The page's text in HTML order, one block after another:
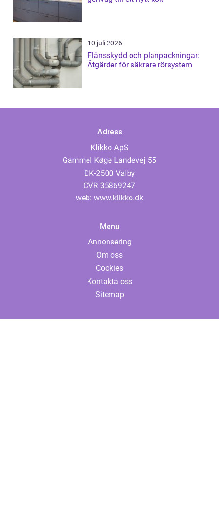
10 juli 2026
Flänsskydd och planpackningar:
Åtgärder för säkrare rörsystem
Adress
web: www.klikko.dk
Menu
Annonsering
Om oss
Cookies
Kontakta oss
Sitemap